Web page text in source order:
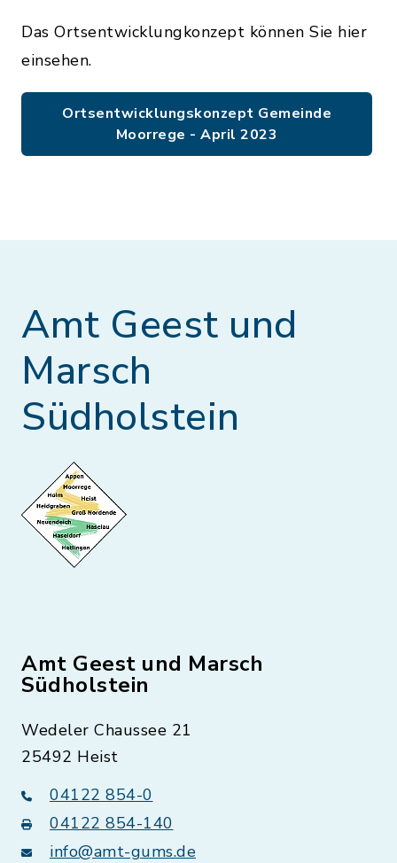
Das Ortsentwicklungkonzept können Sie hier
einsehen.
Ortsentwicklungskonzept Gemeinde
Moorrege - April 2023
Amt Geest und
Marsch
Südholstein
Amt Geest und Marsch
Südholstein
Wedeler Chaussee 21
25492 Heist
04122 854-0
04122 854-140
info@amt-gums.de